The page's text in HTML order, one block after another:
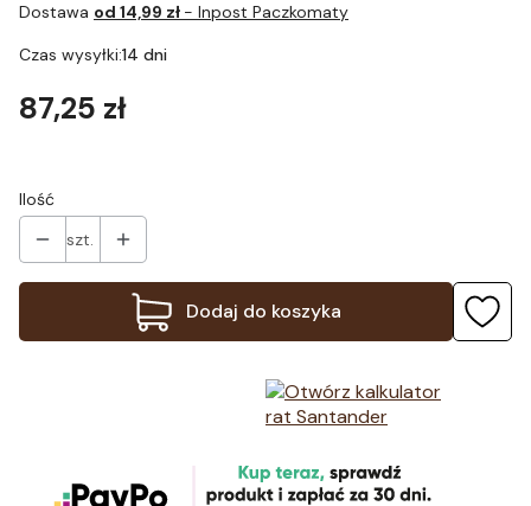
Dostawa od 14,99 zł - Inpost Paczkomaty
Czas wysyłki:14 dni
Cena
87,25 zł
Ilość
szt.
Dodaj do koszyka